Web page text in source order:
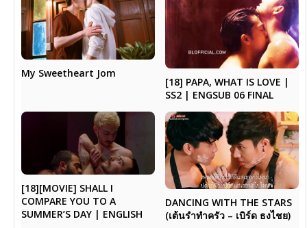
My Sweetheart Jom
[18] PAPA, WHAT IS LOVE |
SS2 | ENGSUB 06 FINAL
[18][MOVIE] SHALL I
COMPARE YOU TO A
SUMMER’S DAY | ENGLISH
DANCING WITH THE STARS
(เต้นรำทำครัว – เบิร์ด ธงไชย)